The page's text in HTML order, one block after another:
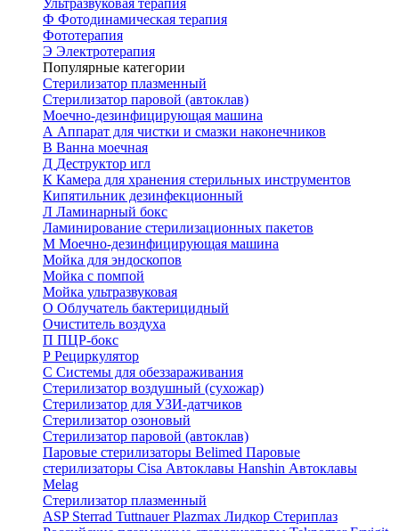
Ультразвуковая терапия
Ф Фотодинамическая терапия
Фототерапия
Э Электротерапия
Популярные категории
Стерилизатор плазменный
Стерилизатор паровой (автоклав)
Моечно-дезинфицирующая машина
А Аппарат для чистки и смазки наконечников
В Ванна моечная
Д Деструктор игл
К Камера для хранения стерильных инструментов
Кипятильник дезинфекционный
Л Ламинарный бокс
Ламинирование стерилизационных пакетов
М Моечно-дезинфицирующая машина
Мойка для эндоскопов
Мойка с помпой
Мойка ультразвуковая
О Облучатель бактерицидный
Очиститель воздуха
П ПЦР-бокс
Р Рециркулятор
С Системы для обеззараживания
Стерилизатор воздушный (сухожар)
Стерилизатор для УЗИ-датчиков
Стерилизатор озоновый
Стерилизатор паровой (автоклав)
Паровые стерилизаторы Belimed Паровые
стерилизаторы Cisa Автоклавы Hanshin Автоклавы
Melag
Стерилизатор плазменный
ASP Sterrad Tuttnauer Plazmax Лидкор Стериплаз